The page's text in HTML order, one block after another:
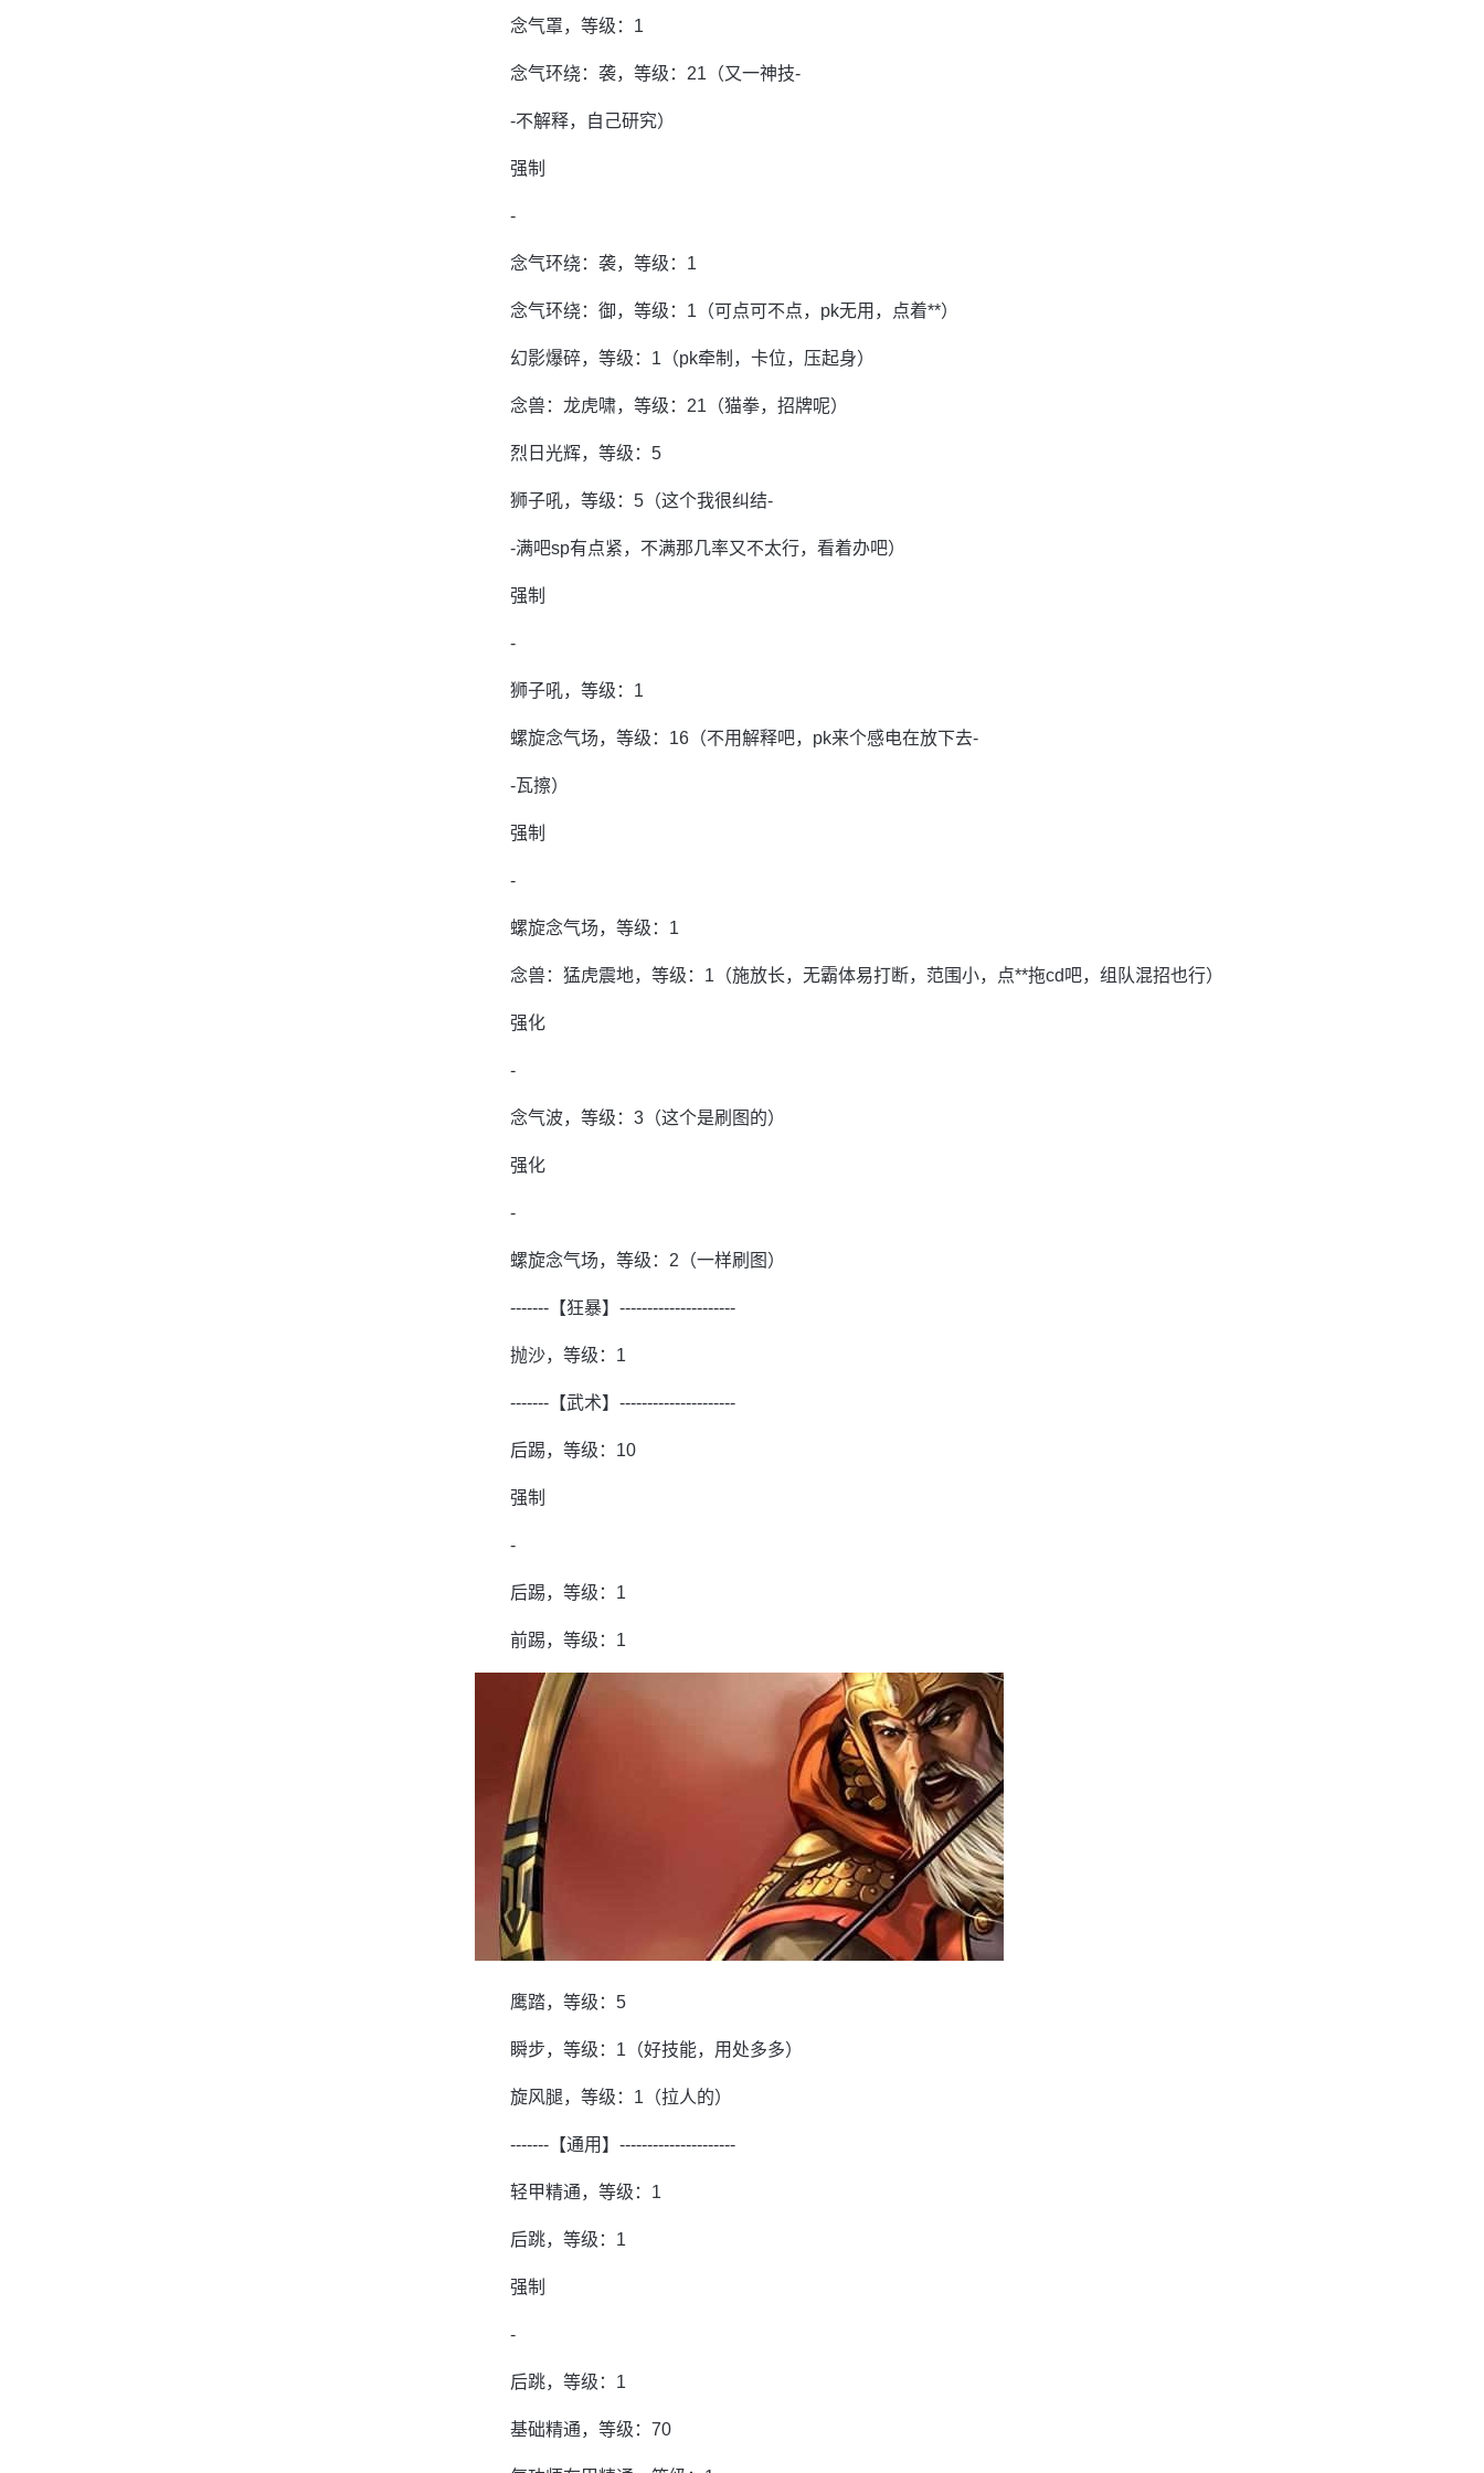
念气罩，等级：1
念气环绕：袭，等级：21（又一神技-
-不解释，自己研究）
强制
-
念气环绕：袭，等级：1
念气环绕：御，等级：1（可点可不点，pk无用，点着**）
幻影爆碎，等级：1（pk牵制，卡位，压起身）
念兽：龙虎啸，等级：21（猫拳，招牌呢）
烈日光辉，等级：5
狮子吼，等级：5（这个我很纠结-
-满吧sp有点紧，不满那几率又不太行，看着办吧）
强制
-
狮子吼，等级：1
螺旋念气场，等级：16（不用解释吧，pk来个感电在放下去-
-瓦擦）
强制
-
螺旋念气场，等级：1
念兽：猛虎震地，等级：1（施放长，无霸体易打断，范围小，点**拖cd吧，组队混招也行）
强化
-
念气波，等级：3（这个是刷图的）
强化
-
螺旋念气场，等级：2（一样刷图）
-------【狂暴】---------------------
抛沙，等级：1
-------【武术】---------------------
后踢，等级：10
强制
-
后踢，等级：1
前踢，等级：1
鹰踏，等级：5
瞬步，等级：1（好技能，用处多多）
旋风腿，等级：1（拉人的）
-------【通用】---------------------
轻甲精通，等级：1
后跳，等级：1
强制
-
后跳，等级：1
基础精通，等级：70